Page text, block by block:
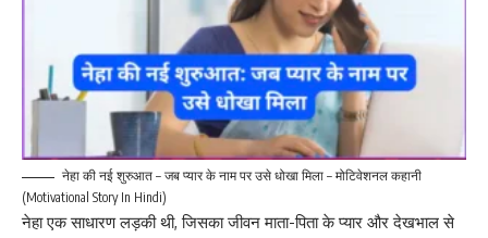
नेहा की नई शुरुआत – जब प्यार के नाम पर उसे धोखा मिला – मोटिवेशनल कहानी
(Motivational Story In Hindi)
नेहा एक साधारण लड़की थी, जिसका जीवन माता-पिता के प्यार और देखभाल से